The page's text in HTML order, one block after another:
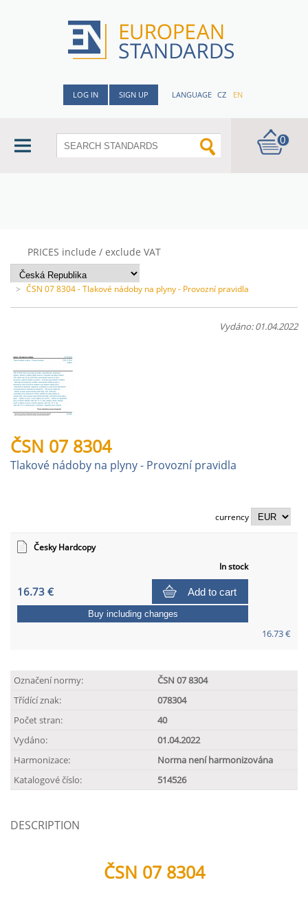
LOG IN SIGN UP LANGUAGE CZ EN
0
PRICES include / exclude VAT
> ČSN 07 8304 - Tlakové nádoby na plyny - Provozní pravidla
Vydáno: 01.04.2022
ČSN 07 8304
Tlakové nádoby na plyny - Provozní pravidla
currency
Česky Hardcopy
In stock
16.73 € Add to cart
16.73 €
Buy including changes
Označení normy:
ČSN 07 8304
Třídící znak:
078304
Počet stran:
40
Vydáno:
01.04.2022
Harmonizace:
Norma není harmonizována
Katalogové číslo:
514526
DESCRIPTION
ČSN 07 8304